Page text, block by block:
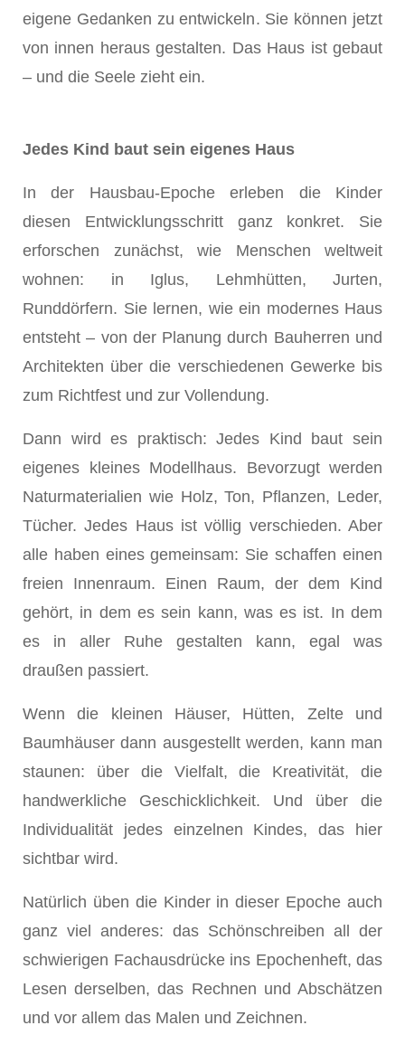
eigene Gedanken zu entwickeln. Sie können jetzt
von innen heraus gestalten. Das Haus ist gebaut
– und die Seele zieht ein.
Jedes Kind baut sein eigenes Haus
In der Hausbau-Epoche erleben die Kinder
diesen Entwicklungsschritt ganz konkret. Sie
erforschen zunächst, wie Menschen weltweit
wohnen: in Iglus, Lehmhütten, Jurten,
Runddörfern. Sie lernen, wie ein modernes Haus
entsteht – von der Planung durch Bauherren und
Architekten über die verschiedenen Gewerke bis
zum Richtfest und zur Vollendung.
Dann wird es praktisch: Jedes Kind baut sein
eigenes kleines Modellhaus. Bevorzugt werden
Naturmaterialien wie Holz, Ton, Pflanzen, Leder,
Tücher. Jedes Haus ist völlig verschieden. Aber
alle haben eines gemeinsam: Sie schaffen einen
freien Innenraum. Einen Raum, der dem Kind
gehört, in dem es sein kann, was es ist. In dem
es in aller Ruhe gestalten kann, egal was
draußen passiert.
Wenn die kleinen Häuser, Hütten, Zelte und
Baumhäuser dann ausgestellt werden, kann man
staunen: über die Vielfalt, die Kreativität, die
handwerkliche Geschicklichkeit. Und über die
Individualität jedes einzelnen Kindes, das hier
sichtbar wird.
Natürlich üben die Kinder in dieser Epoche auch
ganz viel anderes: das Schönschreiben all der
schwierigen Fachausdrücke ins Epochenheft, das
Lesen derselben, das Rechnen und Abschätzen
und vor allem das Malen und Zeichnen.